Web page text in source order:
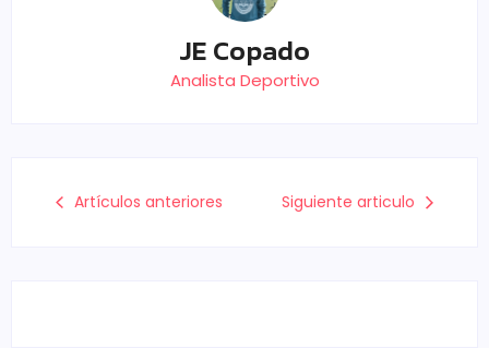
JE Copado
Analista Deportivo
Artículos anteriores Siguiente articulo